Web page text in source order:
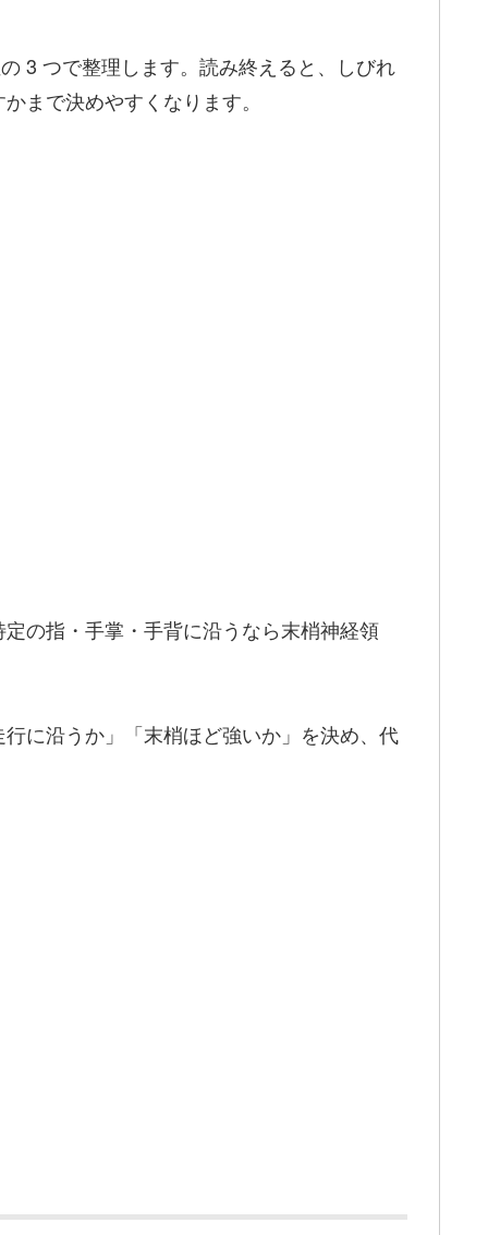
3 つで整理します。読み終えると、しびれ
まで決めやすくなります。
の指・手掌・手背に沿うなら末梢神経領
に沿うか」「末梢ほど強いか」を決め、代